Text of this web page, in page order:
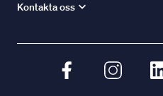
Kontakta oss